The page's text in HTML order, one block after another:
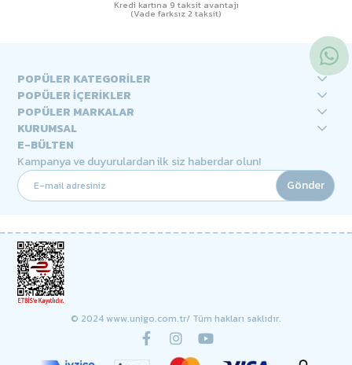
Kredi kartına 9 taksit avantajı
(Vade farksız 2 taksit)
POPÜLER KATEGORİLER
POPÜLER İÇERİKLER
POPÜLER MARKALAR
KURUMSAL
E-BÜLTEN
Kampanya ve duyurulardan ilk siz haberdar olun!
Gönder
© 2024 www.unigo.com.tr/ Tüm hakları saklıdır.